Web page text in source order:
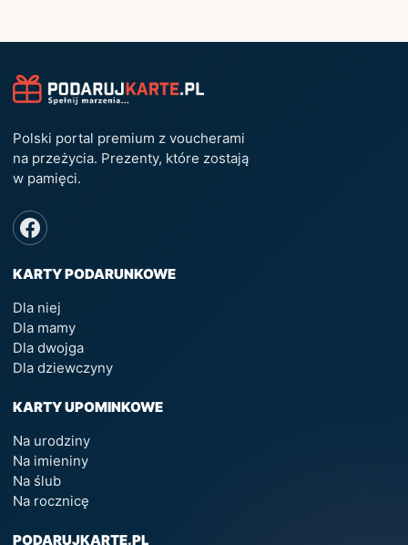
Polski portal premium z voucherami
na przeżycia. Prezenty, które zostają
w pamięci.
KARTY PODARUNKOWE
Dla niej
Dla mamy
Dla dwojga
Dla dziewczyny
KARTY UPOMINKOWE
Na urodziny
Na imieniny
Na ślub
Na rocznicę
PODARUJKARTE.PL